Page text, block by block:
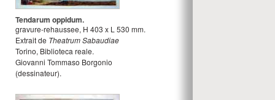
Tendarum oppidum.
gravure-rehaussee, H 403 x L 530 mm.
Extrait de Theatrum Sabaudiae
Torino, Biblioteca reale.
Giovanni Tommaso Borgonio
(dessinateur).